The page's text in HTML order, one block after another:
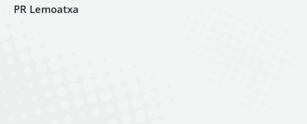
PR Lemoatxa